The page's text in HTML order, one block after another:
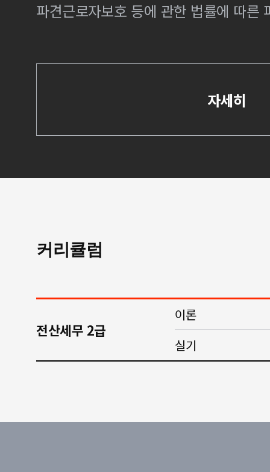
파견근로자보호 등에 관한 법률에 따른
자세히
커리큘럼
전산세무 2급
이론
실기